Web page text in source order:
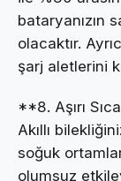
bataryanızın
olacaktır.
şarj aletlerini
**8. Aşırı
Akıllı
soğuk
olumsuz